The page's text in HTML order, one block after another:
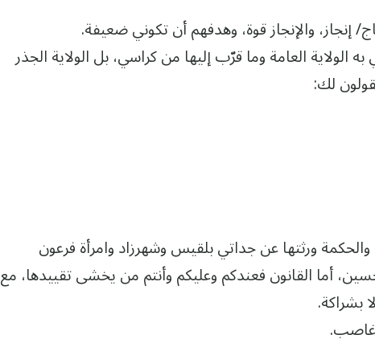
إنجاز، والإنجاز قوة، وهدفهم أن تكوني ضعيفة.
الولاية العامة وما قرّب إليها من كراسي، بل الولاية الجذر
لك:
ورثتها عن جداتي بلقيس وشهرزاد وامرأة فرعون
أما القانون فعندكم وعليكم وأنتم من يخشى تقييدها، مع
بشراكة.
غاصب.